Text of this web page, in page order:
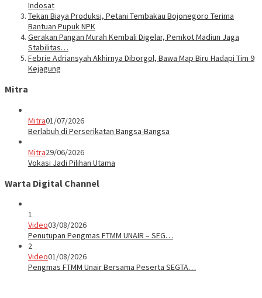
Indosat
Tekan Biaya Produksi, Petani Tembakau Bojonegoro Terima
Bantuan Pupuk NPK
Gerakan Pangan Murah Kembali Digelar, Pemkot Madiun Jaga
Stabilitas…
Febrie Adriansyah Akhirnya Diborgol, Bawa Map Biru Hadapi Tim 9
Kejagung
Mitra
Mitra01/07/2026
Berlabuh di Perserikatan Bangsa-Bangsa
Mitra29/06/2026
Vokasi Jadi Pilihan Utama
Warta Digital Channel
1
Video03/08/2026
Penutupan Pengmas FTMM UNAIR – SEG…
2
Video01/08/2026
Pengmas FTMM Unair Bersama Peserta SEGTA…